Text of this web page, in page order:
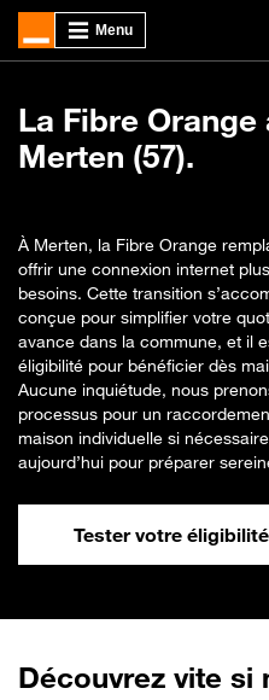
La Fibre Orange
Merten (57).
À Merten, la Fibre Orange
offrir une connexion internet
besoins. Cette transition
conçue pour simplifier votre
avance dans la commune, et il
éligibilité pour bénéficier dès
Aucune inquiétude, nous
processus pour un
maison individuelle si
aujourd’hui pour préparer
Tester votre éligibilité
Découvrez vite si